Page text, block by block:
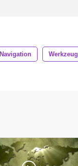
Navigation Werkzeug